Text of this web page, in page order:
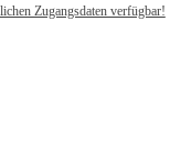
Zugangsdaten verfügbar!